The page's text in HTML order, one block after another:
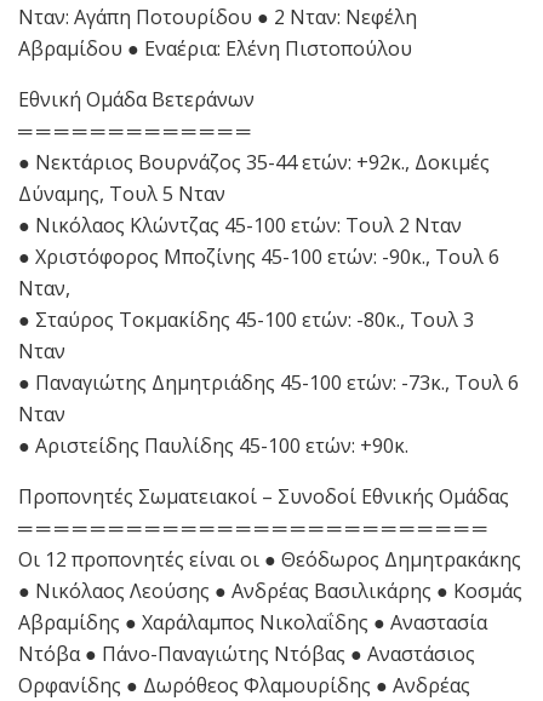
Νταν: Αγάπη Ποτουρίδου ● 2 Νταν: Νεφέλη
Αβραμίδου ● Εναέρια: Ελένη Πιστοπούλου
Εθνική Ομάδα Βετεράνων
═ ═ ═ ═ ═ ═ ═ ═ ═ ═ ═ ═ ═
● Νεκτάριος Βουρνάζος 35-44 ετών: +92κ., Δοκιμές
Δύναμης, Τουλ 5 Νταν
● Νικόλαος Κλώντζας 45-100 ετών: Τουλ 2 Νταν
● Χριστόφορος Μποζίνης 45-100 ετών: -90κ., Τουλ 6
Νταν,
● Σταύρος Τοκμακίδης 45-100 ετών: -80κ., Τουλ 3
Νταν
● Παναγιώτης Δημητριάδης 45-100 ετών: -73κ., Τουλ 6
Νταν
● Αριστείδης Παυλίδης 45-100 ετών: +90κ.
Προπονητές Σωματειακοί – Συνοδοί Εθνικής Ομάδας
═ ═ ═ ═ ═ ═ ═ ═ ═ ═ ═ ═ ═ ═ ═ ═ ═ ═ ═ ═ ═ ═ ═ ═ ═ ═
Οι 12 προπονητές είναι οι ● Θεόδωρος Δημητρακάκης
● Νικόλαος Λεούσης ● Ανδρέας Βασιλικάρης ● Κοσμάς
Αβραμίδης ● Χαράλαμπος Νικολαΐδης ● Αναστασία
Ντόβα ● Πάνο-Παναγιώτης Ντόβας ● Αναστάσιος
Ορφανίδης ● Δωρόθεος Φλαμουρίδης ● Ανδρέας